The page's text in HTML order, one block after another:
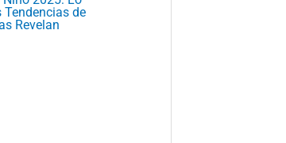
Tendencias de
Revelan